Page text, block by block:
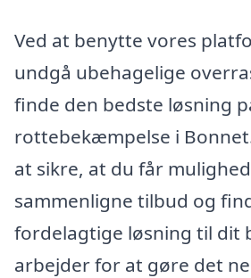
Ved at benytte vores
undgå ubehagelige
finde den bedste løsning
rottebekæmpelse i
at sikre, at du får
sammenligne tilbud og
fordelagtige løsning til dit
arbejder for at gøre det